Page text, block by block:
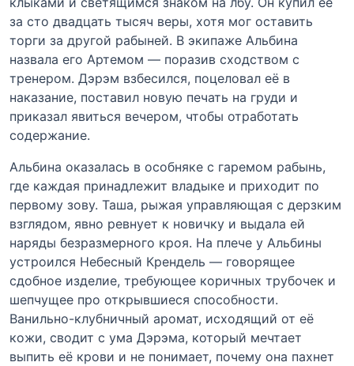
за сто двадцать тысяч веры, хотя мог оставить
торги за другой рабыней. В экипаже Альбина
назвала его Артемом — поразив сходством с
тренером. Дэрэм взбесился, поцеловал её в
наказание, поставил новую печать на груди и
приказал явиться вечером, чтобы отработать
содержание.
Альбина оказалась в особняке с гаремом рабынь,
где каждая принадлежит владыке и приходит по
первому зову. Таша, рыжая управляющая с дерзким
взглядом, явно ревнует к новичку и выдала ей
наряды безразмерного кроя. На плече у Альбины
устроился Небесный Крендель — говорящее
сдобное изделие, требующее коричных трубочек и
шепчущее про открывшиеся способности.
Ванильно-клубничный аромат, исходящий от её
кожи, сводит с ума Дэрэма, который мечтает
выпить её крови и не понимает, почему она пахнет